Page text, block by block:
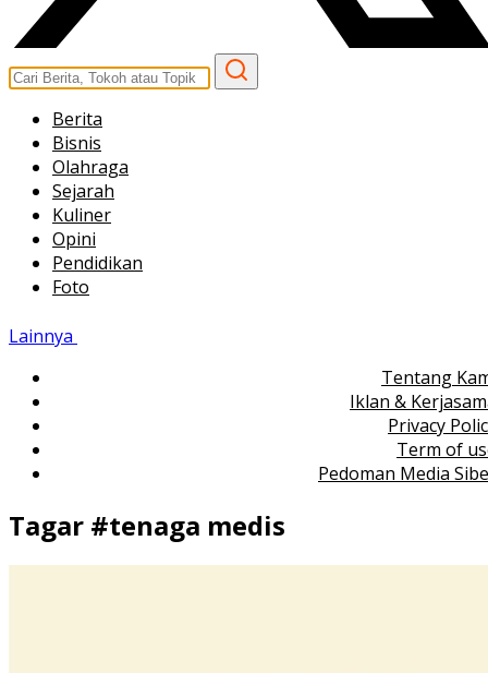
Berita
Bisnis
Olahraga
Sejarah
Kuliner
Opini
Pendidikan
Foto
Lainnya
Tentang
Iklan &
Privacy
Term of
Pedoman Media
Tagar #tenaga medis